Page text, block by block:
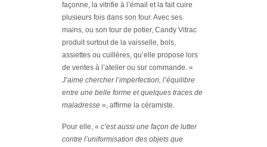
façonne, la vitrifie à l’émail et la fait cuire
plusieurs fois dans son four. Avec ses
mains, ou son tour de potier, Candy Vitrac
produit surtout de la vaisselle, bols,
assiettes ou cuillères, qu’elle propose lors
de ventes à l’atelier ou sur commande. «
J’aime chercher l’imperfection, l’équilibre
entre une belle forme et quelques traces de
maladresse », affirme la céramiste.
Pour elle, « c’est aussi une façon de lutter
contre l’uniformisation des objets que